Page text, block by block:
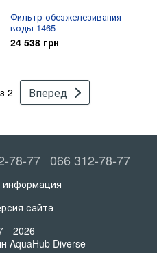
Фильтр обезжелезивания
воды 1465
24 538 грн
2 Вперед
78-77 066 312-78-77
информация
сайта
AquaHub Diverse